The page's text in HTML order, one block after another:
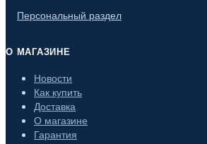
Персональный раздел
О МАГАЗИНЕ
Новости
Как купить
Доставка
О магазине
Гарантия